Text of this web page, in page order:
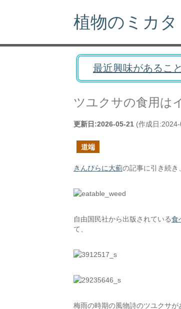
植物のミカタ
最近興味があるこ
ツユクサの食用は
更新日:2026-05-21 (作成日:
道端
きんぴらに大薊の記事に引き続き
自由国民社から出版されている食
て、
梅雨の時期の風物詩のツユクサが